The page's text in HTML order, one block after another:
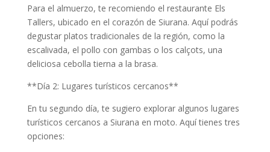
Para el almuerzo, te recomiendo el restaurante Els
Tallers, ubicado en el corazón de Siurana. Aquí podrás
degustar platos tradicionales de la región, como la
escalivada, el pollo con gambas o los calçots, una
deliciosa cebolla tierna a la brasa.
**Día 2: Lugares turísticos cercanos**
En tu segundo día, te sugiero explorar algunos lugares
turísticos cercanos a Siurana en moto. Aquí tienes tres
opciones: